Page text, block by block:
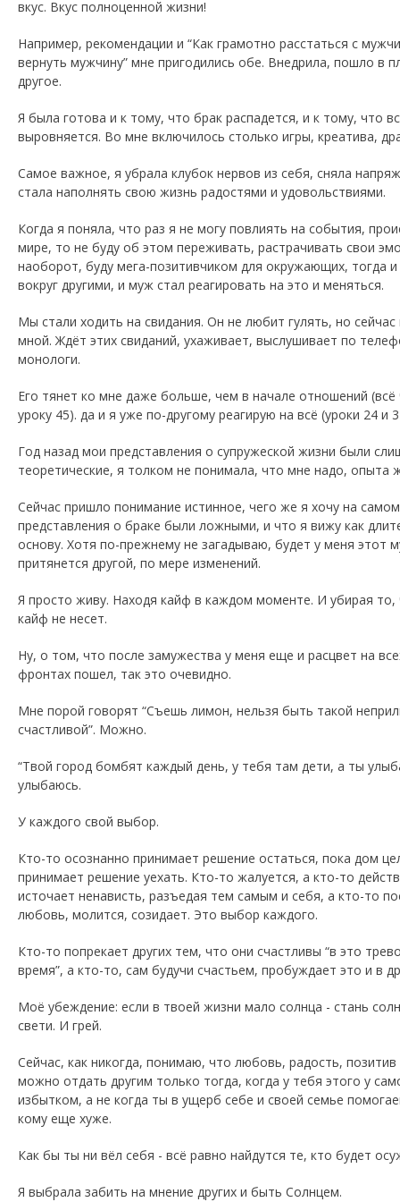
вкус. Вкус полноценной жизни!
Например, рекомендации и “Как грамотно расстаться с
вернуть мужчину” мне пригодились обе. Внедрила, пошло в
другое.
Я была готова и к тому, что брак распадется, и к тому, что
выровняется. Во мне включилось столько игры, креатива,
Самое важное, я убрала клубок нервов из себя, сняла
стала наполнять свою жизнь радостями и удовольствиями.
Когда я поняла, что раз я не могу повлиять на события,
мире, то не буду об этом переживать, растрачивать свои
наоборот, буду мега-позитивчиком для окружающих, тогда
вокруг другими, и муж стал реагировать на это и меняться.
Мы стали ходить на свидания. Он не любит гулять, но сейчас
мной. Ждёт этих свиданий, ухаживает, выслушивает по
монологи.
Его тянет ко мне даже больше, чем в начале отношений (всё
уроку 45). да и я уже по-другому реагирую на всё (уроки 24 и
Год назад мои представления о супружеской жизни были
теоретические, я толком не понимала, что мне надо, опыта
Сейчас пришло понимание истинное, чего же я хочу на
представления о браке были ложными, и что я вижу как
основу. Хотя по-прежнему не загадываю, будет у меня этот
притянется другой, по мере изменений.
Я просто живу. Находя кайф в каждом моменте. И убирая то,
кайф не несет.
Ну, о том, что после замужества у меня еще и расцвет на
фронтах пошел, так это очевидно.
Мне порой говорят “Съешь лимон, нельзя быть такой
счастливой”. Можно.
“Твой город бомбят каждый день, у тебя там дети, а ты
улыбаюсь.
У каждого свой выбор.
Кто-то осознанно принимает решение остаться, пока дом
принимает решение уехать. Кто-то жалуется, а кто-то
источает ненависть, разъедая тем самым и себя, а кто-то
любовь, молится, созидает. Это выбор каждого.
Кто-то попрекает других тем, что они счастливы “в это
время”, а кто-то, сам будучи счастьем, пробуждает это и в
Моё убеждение: если в твоей жизни мало солнца - стань
свети. И грей.
Сейчас, как никогда, понимаю, что любовь, радость, позитив
можно отдать другим только тогда, когда у тебя этого у
избытком, а не когда ты в ущерб себе и своей семье
кому еще хуже.
Как бы ты ни вёл себя - всё равно найдутся те, кто будет
Я выбрала забить на мнение других и быть Солнцем.